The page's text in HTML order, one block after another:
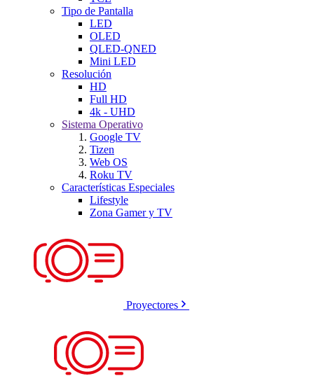
Tipo de Pantalla
LED
OLED
QLED-QNED
Mini LED
Resolución
HD
Full HD
4k - UHD
Sistema Operativo
Google TV
Tizen
Web OS
Roku TV
Características Especiales
Lifestyle
Zona Gamer y TV
Proyectores